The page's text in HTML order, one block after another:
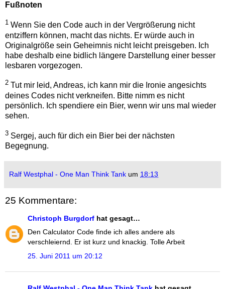
Fußnoten
1 Wenn Sie den Code auch in der Vergrößerung nicht
entziffern können, macht das nichts. Er würde auch in
Originalgröße sein Geheimnis nicht leicht preisgeben. Ich
habe deshalb eine bidlich längere Darstellung einer besser
lesbaren vorgezogen.
2 Tut mir leid, Andreas, ich kann mir die Ironie angesichts
deines Codes nicht verkneifen. Bitte nimm es nicht
persönlich. Ich spendiere ein Bier, wenn wir uns mal wieder
sehen.
3 Sergej, auch für dich ein Bier bei der nächsten
Begegnung.
Ralf Westphal - One Man Think Tank um 18:13
25 Kommentare:
Christoph Burgdorf hat gesagt…
Den Calculator Code finde ich alles andere als
verschleiernd. Er ist kurz und knackig. Tolle Arbeit
25. Juni 2011 um 20:12